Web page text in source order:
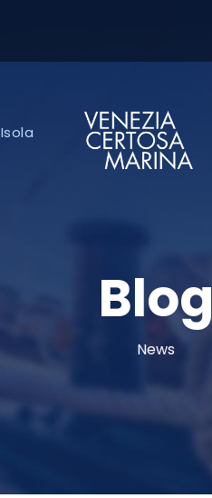
Isola
Blog
News